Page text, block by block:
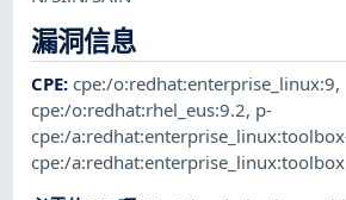
漏洞信息
CPE:cpe:/o:redhat:enterprise_linux:9,
cpe:/o:redhat:rhel_eus:9.2, p-
cpe:/
cpe:/a:redhat:enterprise_linux:toolbox